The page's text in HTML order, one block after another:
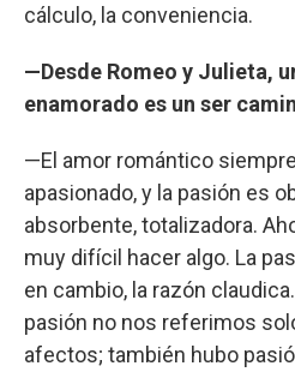
cálculo, la conveniencia.
—Desde Romeo y Julieta,
enamorado es un ser
—El amor romántico
apasionado, y la pasión es
absorbente, totalizadora.
muy difícil hacer algo. La
en cambio, la razón
pasión no nos referimos
afectos; también hubo